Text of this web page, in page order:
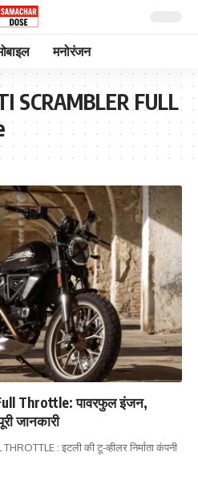
मनोरंजन
SCRAMBLER FULL
Throttle: पावरफुल इंजन,
जानकारी
: इटली की टू-व्हीलर निर्माता कंपनी